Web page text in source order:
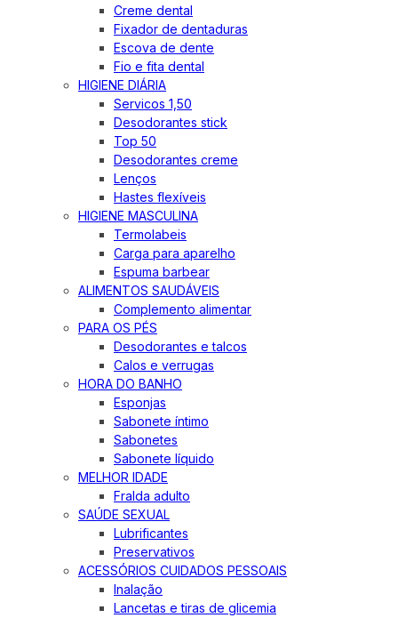
Creme dental
Fixador de dentaduras
Escova de dente
Fio e fita dental
HIGIENE DIÁRIA
Servicos 1,50
Desodorantes stick
Top 50
Desodorantes creme
Lenços
Hastes flexíveis
HIGIENE MASCULINA
Termolabeis
Carga para aparelho
Espuma barbear
ALIMENTOS SAUDÁVEIS
Complemento alimentar
PARA OS PÉS
Desodorantes e talcos
Calos e verrugas
HORA DO BANHO
Esponjas
Sabonete íntimo
Sabonetes
Sabonete líquido
MELHOR IDADE
Fralda adulto
SAÚDE SEXUAL
Lubrificantes
Preservativos
ACESSÓRIOS CUIDADOS PESSOAIS
Inalação
Lancetas e tiras de glicemia